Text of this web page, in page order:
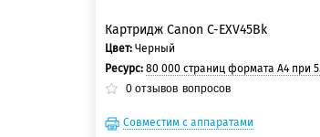
Картридж Canon C-EXV45Bk
Цвет: Черный
Ресурс: 80 000 страниц формата А4 при 5% заполнении страницы.
0 отзывов вопросов
Совместим с аппаратами